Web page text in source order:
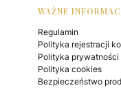
WAŻNE
Regulamin
Polityka rejestracji
Polityka prywatności
Polityka cookies
Bezpieczeństwo